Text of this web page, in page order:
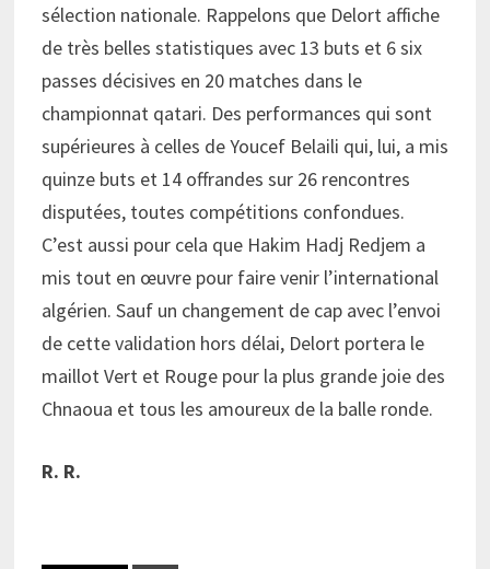
sélection nationale. Rappelons que Delort affiche
de très belles statistiques avec 13 buts et 6 six
passes décisives en 20 matches dans le
championnat qatari. Des performances qui sont
supérieures à celles de Youcef Belaili qui, lui, a mis
quinze buts et 14 offrandes sur 26 rencontres
disputées, toutes compétitions confondues.
C’est aussi pour cela que Hakim Hadj Redjem a
mis tout en œuvre pour faire venir l’international
algérien. Sauf un changement de cap avec l’envoi
de cette validation hors délai, Delort portera le
maillot Vert et Rouge pour la plus grande joie des
Chnaoua et tous les amoureux de la balle ronde.
R. R.